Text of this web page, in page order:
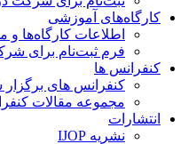
کارگاه‌های آموزشی
اطلاعات کارگاه‌ها و
فرم ثبت‌نام برای
کنفرانس ها
کنفرانس های برگزار
مجموعه مقالات
انتشارات
نشریه IJOP